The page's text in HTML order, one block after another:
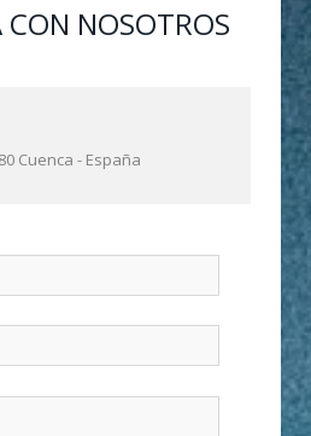
NOSOTROS
Cuenca - España